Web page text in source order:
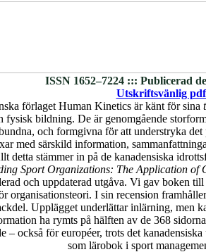
ISSN 1652–7224 ::: Publicerad
Utskriftsvänlig
förlaget Human Kinetics är känt för sina
fysisk bildning. De är genomgående
och formgivna för att understryka
med särskild information,
detta stämmer in på de kanadensiska
Sport Organizations: The Application of
och uppdaterad utgåva. Vi gav boken till
organisationsteori. I sin recension
Upplägget underlättar inlärning, men
ha rymts på hälften av de 368
– också för européer, trots det
som lärobok i sport